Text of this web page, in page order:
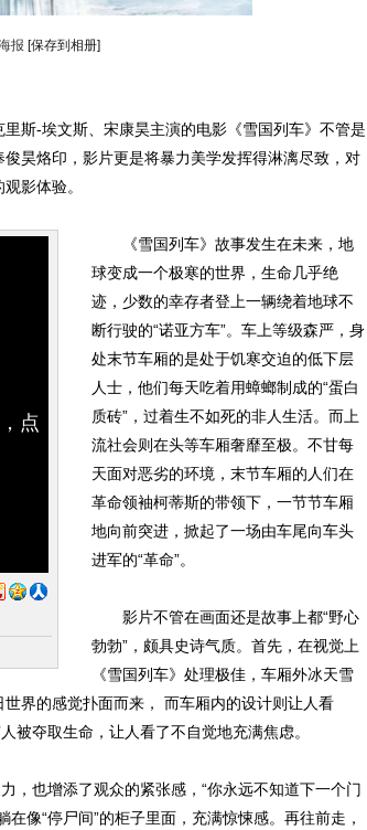
报 [保存到相册]
斯-埃文斯、宋康昊主演的电影《雪国列车》不管是
昊烙印，影片更是将暴力美学发挥得淋漓尽致，对
影体验。
点
《雪国列车》故事发生在未来，地
球变成一个极寒的世界，生命几乎绝
迹，少数的幸存者登上一辆绕着地球不
断行驶的“诺亚方车”。车上等级森严，身
处末节车厢的是处于饥寒交迫的低下层
人士，他们每天吃着用蟑螂制成的“蛋白
质砖”，过着生不如死的非人生活。而上
流社会则在头等车厢奢靡至极。不甘每
天面对恶劣的环境，末节车厢的人们在
革命领袖柯蒂斯的带领下，一节节车厢
地向前突进，掀起了一场由车尾向车头
进军的“革命”。
影片不管在画面还是故事上都“野心
勃勃”，颇具史诗气质。首先，在视觉上
《雪国列车》处理极佳，车厢外冰天雪
界的感觉扑面而来， 而车厢内的设计则让人看
被夺取生命，让人看了不自觉地充满焦虑。
也增添了观众的紧张感，“你永远不知道下一个门
像“停尸间”的柜子里面，充满惊悚感。再往前走，